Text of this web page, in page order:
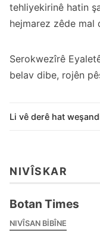
tehliyekirinê hatin
hejmarez zêde mal
Serokwezîrê
belav dibe, rojên
Li vê derê hat
NIVÎSKAR
Botan Times
NIVÎSAN BIBÎNE